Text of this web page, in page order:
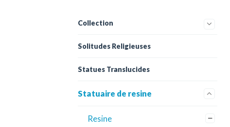
Collection
Solitudes Religieuses
Statues Translucides
Statuaire de resine
Resine